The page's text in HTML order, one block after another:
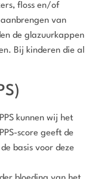
floss en/of
van
de glazuurkappen
Bij kinderen die al
kunnen wij het
score geeft de
basis voor deze